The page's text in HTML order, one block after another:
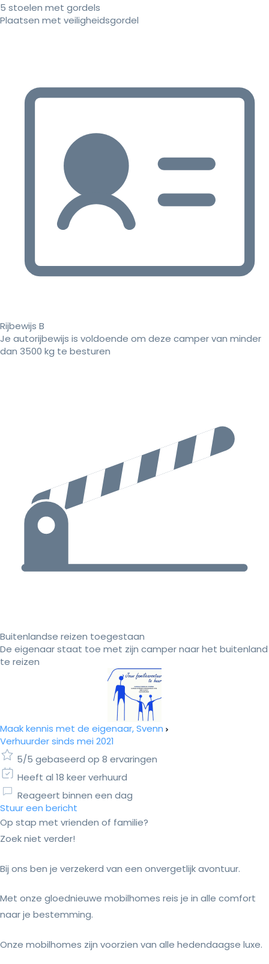
5 stoelen met gordels
Plaatsen met veiligheidsgordel
Rijbewijs B
Je autorijbewijs is voldoende om deze camper van minder
dan 3500 kg te besturen
Buitenlandse reizen toegestaan
De eigenaar staat toe met zijn camper naar het buitenland
te reizen
Maak kennis met de eigenaar, Svenn
Verhuurder sinds mei 2021
5/5 gebaseerd op 8 ervaringen
Heeft al 18 keer verhuurd
Reageert binnen een dag
Stuur een bericht
Op stap met vrienden of familie?
Zoek niet verder!
Bij ons ben je verzekerd van een onvergetlijk avontuur.
Met onze gloednieuwe mobilhomes reis je in alle comfort
naar je bestemming.
Onze mobilhomes zijn voorzien van alle hedendaagse luxe.